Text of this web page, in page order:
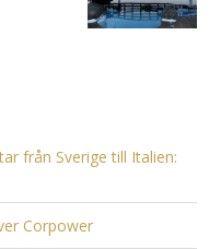
från Sverige till Italien:
Corpower